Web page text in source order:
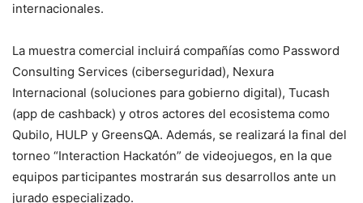
internacionales.
La muestra comercial incluirá compañías como Password
Consulting Services (ciberseguridad), Nexura
Internacional (soluciones para gobierno digital), Tucash
(app de cashback) y otros actores del ecosistema como
Qubilo, HULP y GreensQA. Además, se realizará la final del
torneo “Interaction Hackatón” de videojuegos, en la que
equipos participantes mostrarán sus desarrollos ante un
jurado especializado.